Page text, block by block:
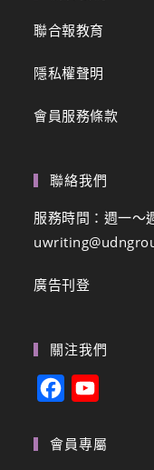
聯合報教育
隱私權聲明
會員服務條款
聯絡我們
服務時間：週一～
廣告刊登
關注我們
c
u
會員專屬